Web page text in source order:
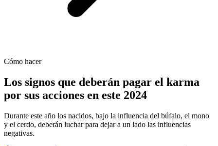
Cómo hacer
Los signos que deberán pagar el karma
por sus acciones en este 2024
Durante este año los nacidos, bajo la influencia del búfalo, el mono
y el cerdo, deberán luchar para dejar a un lado las influencias
negativas.